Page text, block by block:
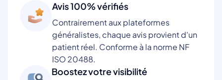
Avis 100% vérifiés
Contrairement aux plateformes
généralistes, chaque avis provient d'un
patient réel. Conforme à la norme NF
ISO 20488.
Boostez votre visibilité